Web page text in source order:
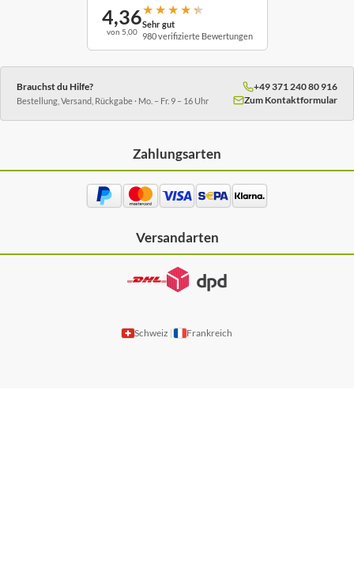
4,36
von 5,00
★ ★ ★ ★ ★
Sehr gut
980 verifizierte Bewertungen
Brauchst du Hilfe?
Bestellung, Versand, Rückgabe · Mo. – Fr. 9 – 16 Uhr
+49 371 240 80 916
Zum Kontaktformular
Zahlungsarten
Versandarten
Schweiz Frankreich